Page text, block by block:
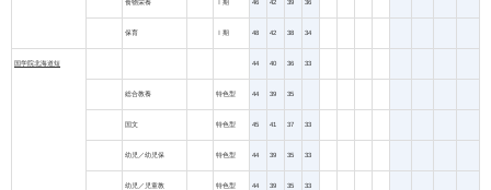
食物栄養 Ⅰ期 46 42 39 36
保育 Ⅰ期 48 42 38 34
国学院北海道短 44 40 36 33
総合教養 特色型 44 39 35
国文 特色型 45 41 37 33
幼児／幼児保 特色型 44 39 35 33
幼児／児童教 特色型 44 39 35 33